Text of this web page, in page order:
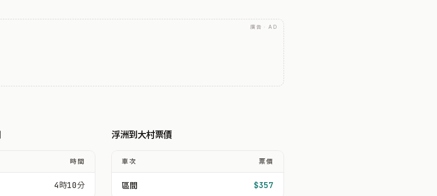
廣告 · AD
時間
4時10分
浮洲到大村票價
車次 票價
區間 $357